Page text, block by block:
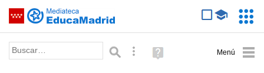
Saltar navegación
Palabra o frase: Búsqueda avanzada
Ayuda
(en